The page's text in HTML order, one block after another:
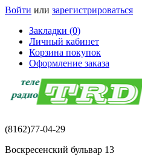
Войти или зарегистрироваться
Закладки (0)
Личный кабинет
Корзина покупок
Оформление заказа
(8162)77-04-29
Воскресенский бульвар 13